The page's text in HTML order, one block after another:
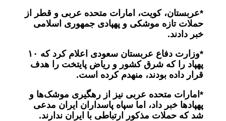
*عربستان، کویت، امارات متحده عربی و قطر از
حملات تازه موشکی و پهپادی جمهوری اسلامی
خبر دادند.
*وزارت دفاع عربستان سعودی اعلام کرد که ۱۰
پهپاد را که شرق کشور و ریاض پایتخت را هدف
قرار داده بودند، منهدم کرده است.
*امارات متحده عربی نیز از رهگیری موشک‌ها و
پهپادها خبر داد، اما سپاه پاسداران ایران مدعی
شد که حملات مذکور ارتباطی با ایران ندارند.